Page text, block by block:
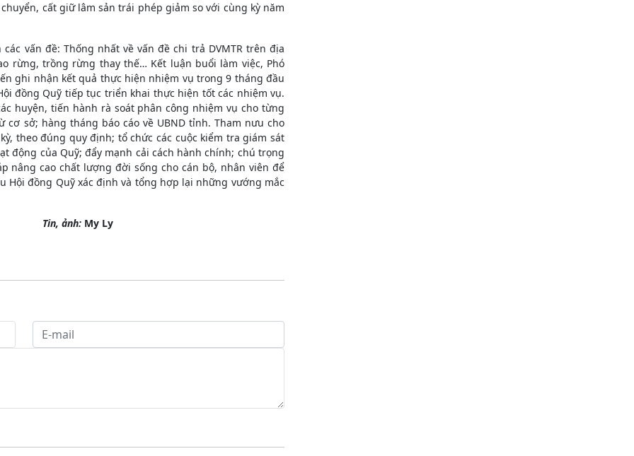
cất giữ lâm sản trái phép giảm so với cùng kỳ năm
vấn đề: Thống nhất về vấn đề chi trả DVMTR trên địa
rừng, trồng rừng thay thế… Kết luận buổi làm việc, Phó
ghi nhận kết quả thực hiện nhiệm vụ trong 9 tháng đầu
đồng Quỹ tiếp tục triển khai thực hiện tốt các nhiệm vụ.
huyện, tiến hành rà soát phân công nhiệm vụ cho từng
sở; hàng tháng báo cáo về UBND tỉnh. Tham nưu cho
theo đúng quy định; tổ chức các cuộc kiểm tra giám sát
động của Quỹ; đẩy mạnh cải cách hành chính; chú trọng
nâng cao chất lượng đời sống cho cán bộ, nhân viên để
Hội đồng Quỹ xác định và tổng hợp lại những vướng mắc
Tin, ảnh: My Ly